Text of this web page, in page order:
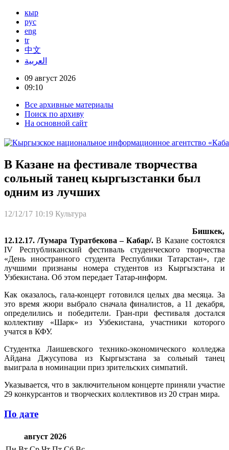
кыр
рус
eng
tr
中文
العربية
09 август 2026
09:10
Все архивные материалы
Поиск по архиву
На основной сайт
В Казане на фестивале творчества
сольный танец кыргызстанки был
одним из лучших
12/12/17 10:19 Культура
Бишкек,
12.12.17. /Тумара Туратбекова – Кабар/.В Казане состоялся
IV Республиканский фестиваль студенческого творчества
«День иностранного студента Республики Татарстан», где
лучшими признаны номера студентов из Кыргызстана и
Узбекистана. Об этом передает Татар-информ.
Как оказалось, гала-концерт готовился целых два месяца. За
это время жюри выбрало сначала финалистов, а 11 декабря,
определились и победители. Гран-при фестиваля достался
коллективу «Шарк» из Узбекистана, участники которого
учатся в КФУ.
Студентка Лаишевского технико-экономического колледжа
Айдана Джусупова из Кыргызстана за сольный танец
выиграла в номинации приз зрительских симпатий.
Указывается, что в заключительном концерте приняли участие
29 конкурсантов и творческих коллективов из 20 стран мира.
По дате
август 2026